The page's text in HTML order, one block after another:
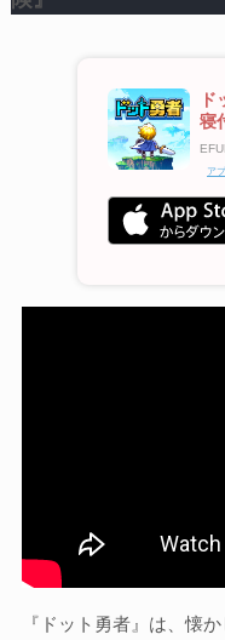
寝
ア
『ドット勇者』は、懐